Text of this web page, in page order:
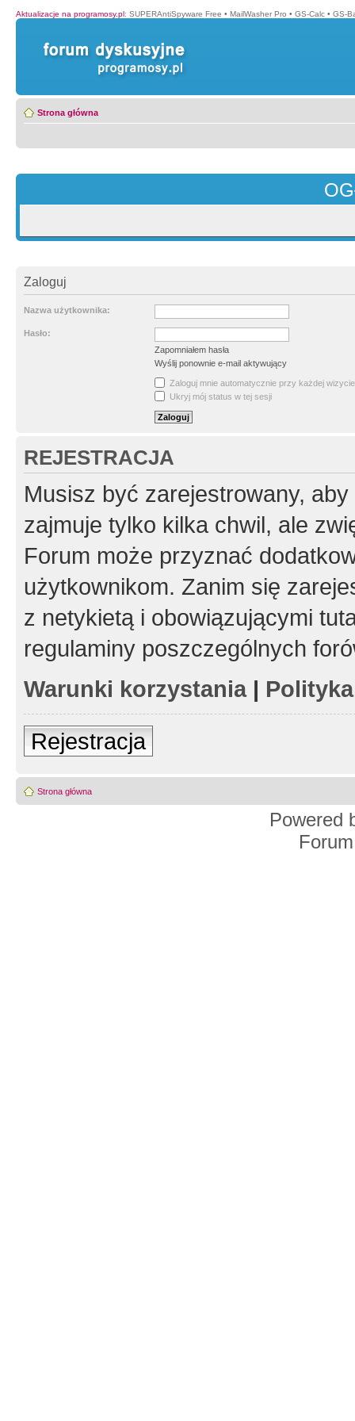
Aktualizacje na programosy.pl: SUPERAntiSpyware Free • MailWasher Pro • GS-Calc • GS-
Strona główna
Zaloguj
Nazwa użytkownika:
Hasło:
Zapomniałem hasła
Wyślij ponownie e-mail aktywujący
Zaloguj mnie automatycznie przy każdej wizycie
Ukryj mój status w tej sesji
REJESTRACJA
Musisz być zarejestrowany,
zajmuje tylko kilka chwil, ale
Forum może przyznać
użytkownikom. Zanim się
z netykietą i obowiązującymi
regulaminy poszczególnych
Warunki korzystania|
Rejestracja
Strona główna
Powered